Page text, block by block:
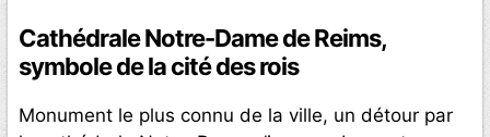
Cathédrale Notre-Dame de Reims,
symbole de la cité des rois
Monument le plus connu de la ville, un détour par